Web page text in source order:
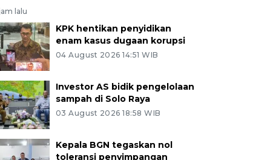
lalu
KPK hentikan penyidikan
enam kasus dugaan korupsi
04 August 2026 14:51 WIB
Investor AS bidik pengelolaan
sampah di Solo Raya
03 August 2026 18:58 WIB
Kepala BGN tegaskan nol
toleransi penyimpangan